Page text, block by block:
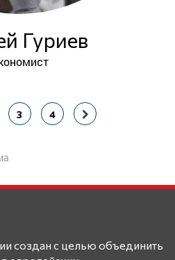
Гуриев
3 4
создан с целью объединить